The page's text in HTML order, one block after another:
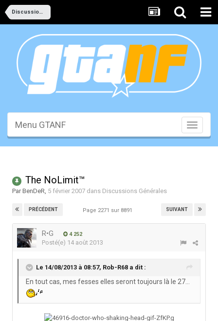
Discussions Générales
Toggle
Menu GTANF
The NoLimit™
ParBenDeR, 5 février 2007 dans Discussions Générales
PRÉCÉDENT SUIVANT
Page 2271 sur 8891
R•G 4 252
Posté(e) 14 août 2013
Le 14/08/2013 à 08:57, Rob-R68 a dit :
En tout cas, mes fesses elles seront toujours là le 27...